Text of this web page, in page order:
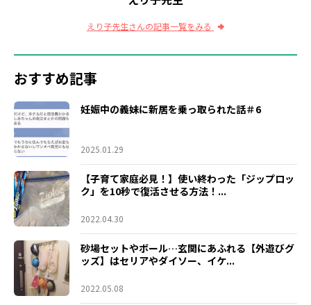
えり子先生さんの記事一覧をみる
おすすめ記事
妊娠中の義妹に新居を乗っ取られた話＃6
2025.01.29
【子育て家庭必見！】使い終わった「ジップロッ
ク」を10秒で復活させる方法！...
2022.04.30
砂場セットやボール…玄関にあふれる【外遊びグ
ッズ】はセリアやダイソー、イケ...
2022.05.08